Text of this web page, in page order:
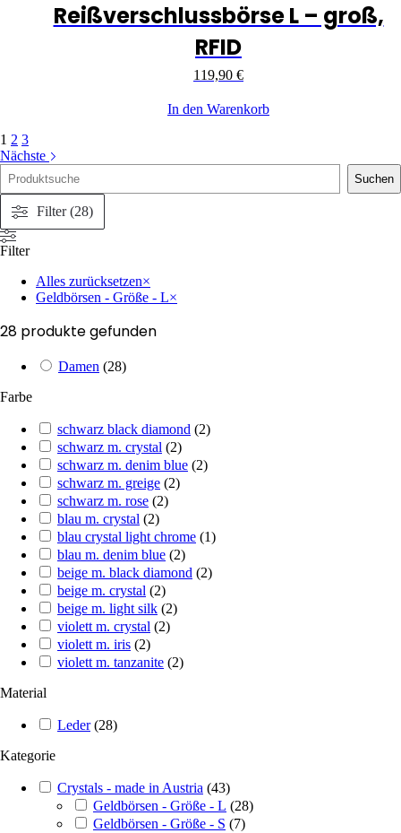
Reißverschlussbörse L – groß,
RFID
119,90 €
In den Warenkorb
1 2 3
Nächste
Suche
Suchen
Filter (28)
Filter
Alles zurücksetzen×
Geldbörsen - Größe - L×
28 produkte gefunden
Damen (28)
Farbe
schwarz black diamond (2)
schwarz m. crystal (2)
schwarz m. denim blue (2)
schwarz m. greige (2)
schwarz m. rose (2)
blau m. crystal (2)
blau crystal light chrome (1)
blau m. denim blue (2)
beige m. black diamond (2)
beige m. crystal (2)
beige m. light silk (2)
violett m. crystal (2)
violett m. iris (2)
violett m. tanzanite (2)
Material
Leder (28)
Kategorie
Crystals - made in Austria (43)
Geldbörsen - Größe - L (28)
Geldbörsen - Größe - S (7)